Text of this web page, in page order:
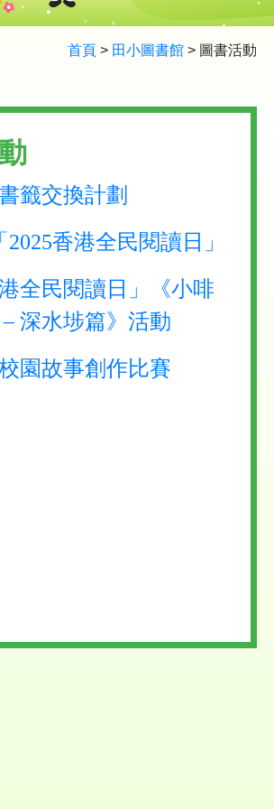
首頁 > 田小圖書館 > 圖書活動
籤交換計劃
2025香港全民閱讀日」
全民閱讀日」
《小啡
深水埗篇》活動
園故事創作比賽